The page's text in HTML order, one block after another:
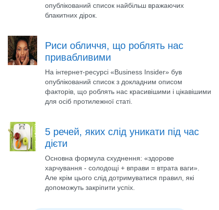
опублікований список найбільш вражаючих
блакитних дірок.
Риси обличчя, що роблять нас
привабливими
На інтернет-ресурсі «Business Insider» був
опублікований список з докладним описом
факторів, що роблять нас красивішими і цікавішими
для осіб протилежної статі.
5 речей, яких слід уникати під час
дієти
Основна формула схуднення: «здорове
харчування - солодощі + вправи = втрата ваги».
Але крім цього слід дотримуватися правил, які
допоможуть закріпити успіх.